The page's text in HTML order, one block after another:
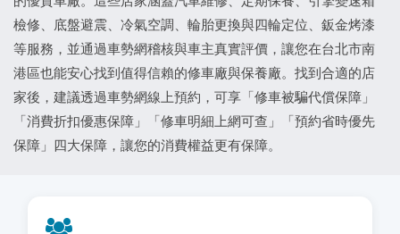
檢修、底盤避震、冷氣空調、輪胎更換與四輪定位、鈑金烤漆
等服務，並通過車勢網稽核與車主真實評價，讓您在台北市南
港區也能安心找到值得信賴的修車廠與保養廠。找到合適的店
家後，建議透過車勢網線上預約，可享「修車被騙代償保障」
「消費折扣優惠保障」「修車明細上網可查」「預約省時優先
保障」四大保障，讓您的消費權益更有保障。